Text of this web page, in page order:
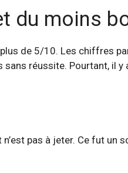
du moins
de 5/10. Les chiffres
sans réussite. Pourtant, il
pas à jeter. Ce fut un